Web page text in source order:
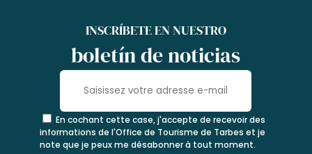
INSCRÍBETE EN NUESTRO
boletín de noticias
En cochant cette case, j'accepte de recevoir des
informations de l'Office de Tourisme de Tarbes et je
note que je peux me désabonner à tout moment.